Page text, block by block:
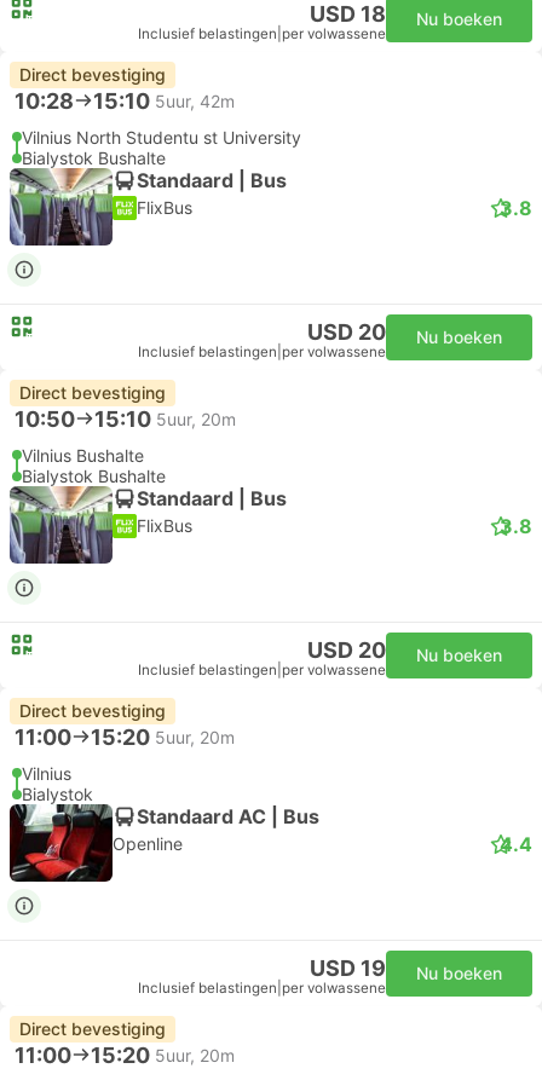
USD 18
Inclusief belastingen per volwassene
Nu boeken
Direct bevestiging
10:28 15:10 5uur, 42m
Vilnius North Studentu st University
Bialystok Bushalte
Standaard | Bus
FlixBus 3.8
USD 20
Inclusief belastingen per volwassene
Nu boeken
Direct bevestiging
10:50 15:10 5uur, 20m
Vilnius Bushalte
Bialystok Bushalte
Standaard | Bus
FlixBus 3.8
USD 20
Inclusief belastingen per volwassene
Nu boeken
Direct bevestiging
11:00 15:20 5uur, 20m
Vilnius
Bialystok
Standaard AC | Bus
Openline 4.4
USD 19
Inclusief belastingen per volwassene
Nu boeken
Direct bevestiging
11:00 15:20 5uur, 20m